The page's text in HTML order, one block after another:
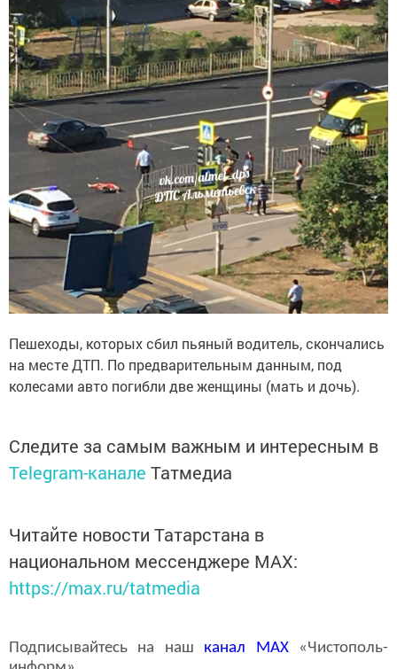
Пешеходы, которых сбил пьяный водитель, скончались
на месте ДТП. По предварительным данным, под
колесами авто погибли две женщины (мать и дочь).
Следите за самым важным и интересным в
Telegram-канале Татмедиа
Читайте новости Татарстана в
национальном мессенджере MАХ:
https://max.ru/tatmedia
Подписывайтесь на наш канал MAX«Чистополь-